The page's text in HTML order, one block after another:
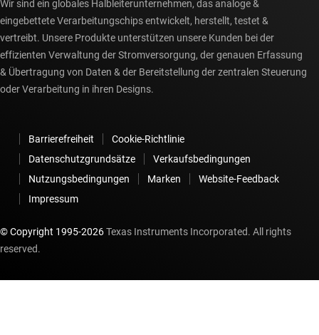
Wir sind ein globales Halbleiterunternehmen, das analoge &
eingebettete Verarbeitungschips entwickelt, herstellt, testet &
vertreibt. Unsere Produkte unterstützen unsere Kunden bei der
effizienten Verwaltung der Stromversorgung, der genauen Erfassung
& Übertragung von Daten & der Bereitstellung der zentralen Steuerung
oder Verarbeitung in ihren Designs.
Barrierefreiheit
Cookie-Richtlinie
Datenschutzgrundsätze
Verkaufsbedingungen
Nutzungsbedingungen
Marken
Website-Feedback
Impressum
© Copyright 1995-2026Texas Instruments Incorporated. All rights
reserved.